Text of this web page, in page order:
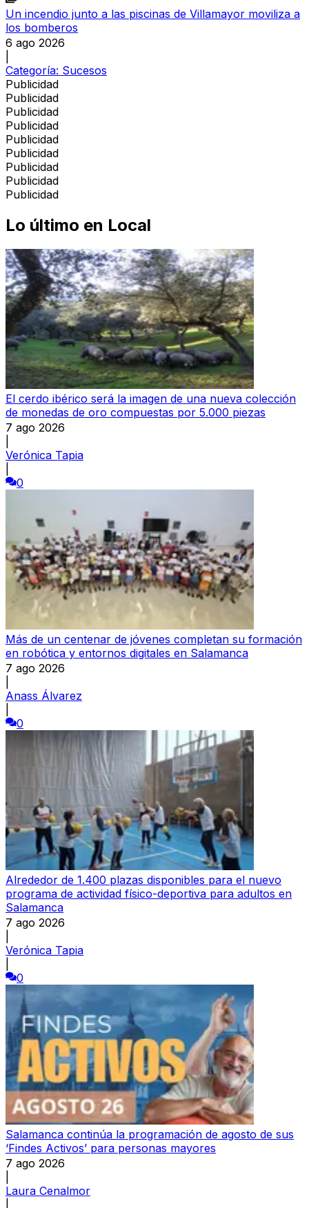
Un incendio junto a las piscinas de Villamayor moviliza a
los bomberos
6 ago 2026
Categoría: Sucesos
Publicidad
Publicidad
Publicidad
Publicidad
Publicidad
Publicidad
Publicidad
Publicidad
Publicidad
Lo último en Local
El cerdo ibérico será la imagen de una nueva colección
de monedas de oro compuestas por 5.000 piezas
7 ago 2026
Verónica Tapia
0
Más de un centenar de jóvenes completan su formación
en robótica y entornos digitales en Salamanca
7 ago 2026
Anass Álvarez
0
Alrededor de 1.400 plazas disponibles para el nuevo
programa de actividad físico-deportiva para adultos en
Salamanca
7 ago 2026
Verónica Tapia
0
Salamanca continúa la programación de agosto de sus
‘Findes Activos’ para personas mayores
7 ago 2026
Laura Cenalmor